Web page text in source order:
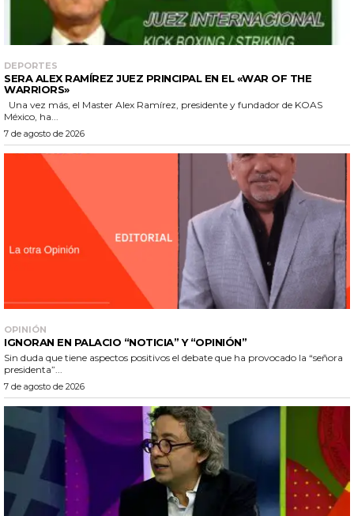
DEPORTES
SERA ALEX RAMÍREZ JUEZ PRINCIPAL EN EL «WAR OF THE
WARRIORS»
México, ha...
7 de agosto de 2026
OPINIÓN
IGNORAN EN PALACIO “NOTICIA” Y “OPINIÓN”
Sin duda que tiene aspectos positivos el debate que ha provocado la “señora
presidenta”...
7 de agosto de 2026